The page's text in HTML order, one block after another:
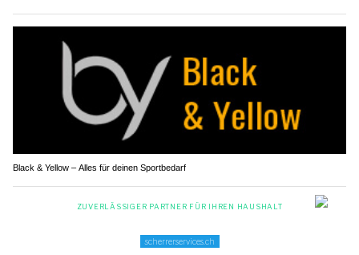
Black & Yellow – Alles für deinen Sportbedarf
Schafisheim AG: Grossanlass "Inflagranti" mit